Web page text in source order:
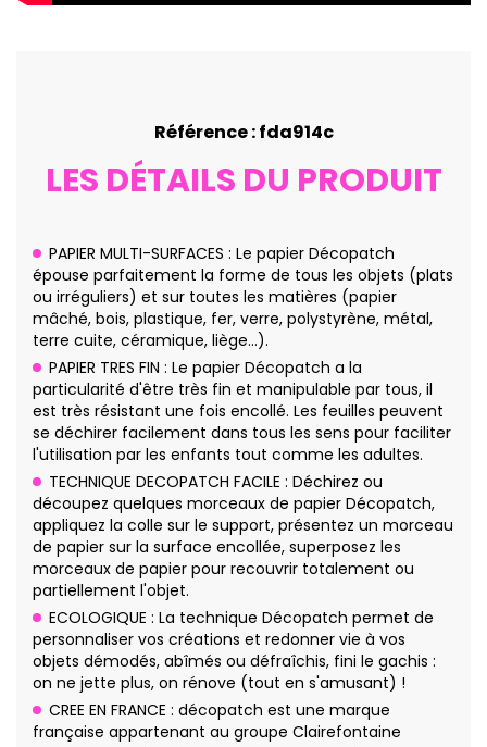
Référence : fda914c
LES DÉTAILS DU PRODUIT
PAPIER MULTI-SURFACES : Le papier Décopatch
épouse parfaitement la forme de tous les objets (plats
ou irréguliers) et sur toutes les matières (papier
mâché, bois, plastique, fer, verre, polystyrène, métal,
terre cuite, céramique, liège…).
PAPIER TRES FIN : Le papier Décopatch a la
particularité d'être très fin et manipulable par tous, il
est très résistant une fois encollé. Les feuilles peuvent
se déchirer facilement dans tous les sens pour faciliter
l'utilisation par les enfants tout comme les adultes.
TECHNIQUE DECOPATCH FACILE : Déchirez ou
découpez quelques morceaux de papier Décopatch,
appliquez la colle sur le support, présentez un morceau
de papier sur la surface encollée, superposez les
morceaux de papier pour recouvrir totalement ou
partiellement l'objet.
ECOLOGIQUE : La technique Décopatch permet de
personnaliser vos créations et redonner vie à vos
objets démodés, abîmés ou défraîchis, fini le gachis :
on ne jette plus, on rénove (tout en s'amusant) !
CREE EN FRANCE : décopatch est une marque
française appartenant au groupe Clairefontaine